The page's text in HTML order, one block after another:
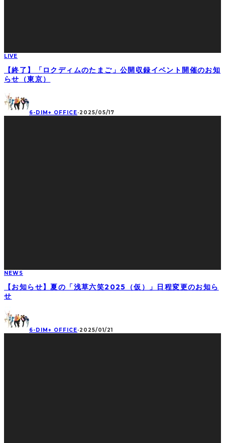
LIVE
【終了】「ロクディムのたまご」公開収録イベント開催のお知
らせ（東京）
6-DIM+ OFFICE·2025/05/17
NEWS
【お知らせ】夏の「浅草六笑2025（仮）」日程変更のお知ら
せ
6-DIM+ OFFICE·2025/01/21